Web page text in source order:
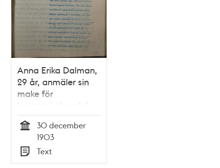
Anna Erika Dalman,
29 år, anmäler sin
make för
hustrumisshandel
30 december
1903
Typ
Text